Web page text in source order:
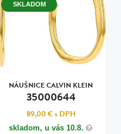
SKLADOM
NÁUŠNICE CALVIN KLEIN
35000644
89,00 €s DPH
skladom, u vás 10.8.